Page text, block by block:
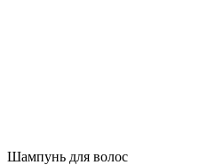
Шампунь для волос